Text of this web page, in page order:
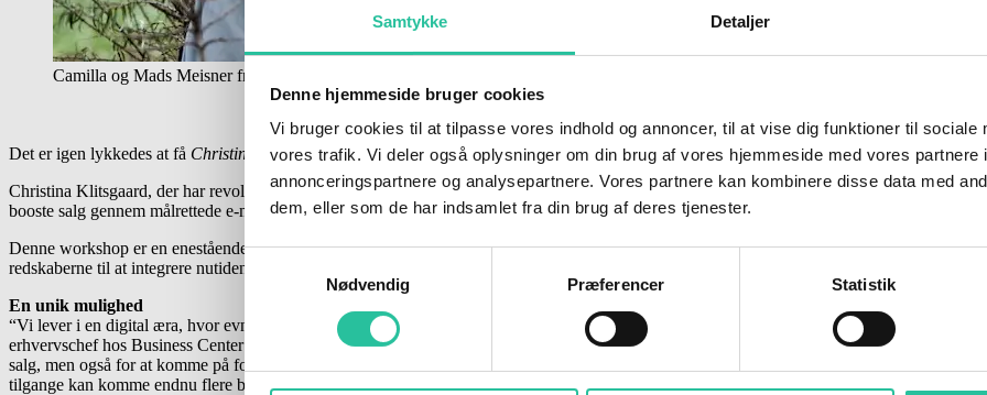
Samtykke Detaljer
Denne hjemmeside bruger cookies
Vi bruger cookies til at tilpasse vores indhold og annoncer, til at vise dig funktioner til sociale
vores trafik. Vi deler også oplysninger om din brug af vores hjemmeside med vores partnere
annonceringspartnere og analysepartnere. Vores partnere kan kombinere disse data med
dem, eller som de har indsamlet fra din brug af deres tjenester.
Samtykkevalg
Nødvendig
Præferencer Statistik
Camilla og Mads Meisner fra “Høstet”
Det er igen lykkedes at få Christina Klitsgaard, en af Danmarks førende eksperter i e-mailmarkedsføring, til Bornholm for at lede en to-
Christina Klitsgaard, der har revolutioneret e-mailmarkedsføringen for utallige virksomheder med sin ekspertise, er kendt for sine evner til
booste salg gennem målrettede e-mailkampagner.
Denne workshop er en enestående chance for iværksættere, virksomhedsejere og marketingansvarlige på øen for ikke blot at lære, hvordan
redskaberne til at integrere nutidens avancerede teknikker og AI i deres strategier.
En unik mulighed
“Vi lever i en digital æra, hvor evnen til effektivt at kommunikere med kunderne gennem e-mailmarkedsføring kan være afgørende for
erhvervschef hos Business Center Bornholm. Denne workshop med Christina Klitsgaard tilbyder en unik mulighed for de bornholmske
salg, men også for at komme på forkant med anvendelsen af avancerede teknologier og AI, som vil sætte dem i stand til at effektivisere og
tilgange kan komme endnu flere bornholmske virksomheder til gavn,” siger Christa Lodahl.